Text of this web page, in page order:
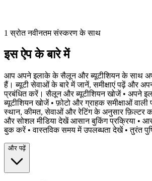
1 स्रोत नवीनतम संस्करण के साथ
इस ऐप के बारे में
आप अपने इलाके के सैलून और ब्यूटीशियन के साथ
हैं। ब्यूटी सेवाओं के बारे में जानें, समीक्षाएं पढ़ें और
प्रबंधित करें। सैलून और ब्यूटीशियन खोजें •⁠ अपने
ब्यूटीशियन खोजें •⁠ फ़ोटो और ग्राहक समीक्षाओं वाली
स्थान, कीमत, सेवाओं और रेटिंग के अनुसार फ़िल्टर करें
और सोशल मीडिया देखें आसान बुकिंग प्रक्रिया •⁠
बुक करें •⁠ वास्तविक समय में उपलब्धता देखें •⁠ तुरंत
और पढ़ें